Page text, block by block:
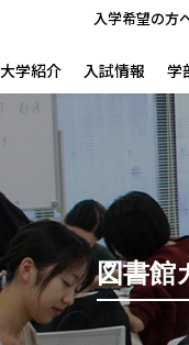
入学希望の方
大学紹介 入試情報 学
図書館